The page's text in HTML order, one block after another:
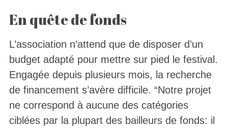
En quête de fonds
L’association n’attend que de disposer d’un
budget adapté pour mettre sur pied le festival.
Engagée depuis plusieurs mois, la recherche
de financement s’avère difficile. “Notre projet
ne correspond à aucune des catégories
ciblées par la plupart des bailleurs de fonds: il